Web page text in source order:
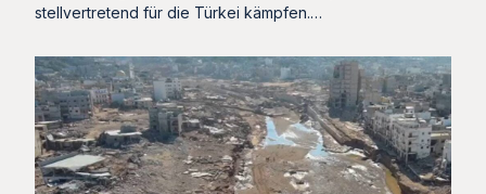
stellvertretend für die Türkei kämpfen.…